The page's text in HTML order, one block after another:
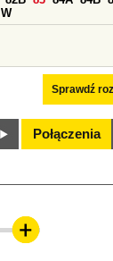
Sprawdź
W
Połączenia